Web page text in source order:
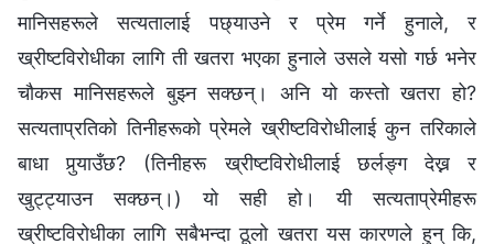
मानिसहरूले सत्यतालाई पछ्याउने र प्रेम गर्ने हुनाले, र
ख्रीष्टविरोधीका लागि ती खतरा भएका हुनाले उसले यसो गर्छ भनेर
चौकस मानिसहरूले बुझ्न सक्छन्। अनि यो कस्तो खतरा हो?
सत्यताप्रतिको तिनीहरूको प्रेमले ख्रीष्टविरोधीलाई कुन तरिकाले
बाधा पुर्‍याउँछ? (तिनीहरू ख्रीष्टविरोधीलाई छर्लङ्ग देख्न र
खुट्ट्याउन सक्छन्।) यो सही हो। यी सत्यताप्रेमीहरू
ख्रीष्टविरोधीका लागि सबैभन्दा ठूलो खतरा यस कारणले हुन् कि,